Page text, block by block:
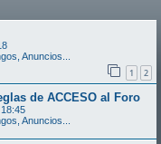
Anuncios...
1 2
de ACCESO al Foro
Anuncios...